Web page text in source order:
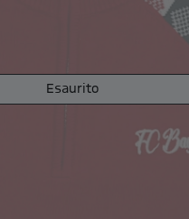
Esaurito